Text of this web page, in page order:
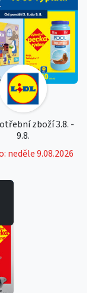
zboží 3.8. -
9.8.
neděle 9.08.2026